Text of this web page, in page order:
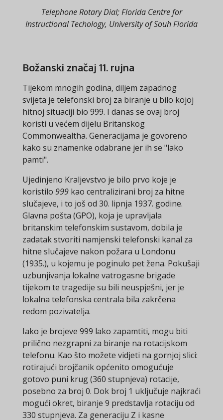
Telephone Rotary Dial; Florida Centre for
Instructional Techology, University of Souh Florida
Božanski značaj 11. rujna
Tijekom mnogih godina, diljem zapadnog
svijeta je telefonski broj za biranje u bilo kojoj
hitnoj situaciji bio 999. I danas se ovaj broj
koristi u većem dijelu Britanskog
Commonwealtha. Generacijama je govoreno
kako su znamenke odabrane jer ih se "lako
pamti".
Ujedinjeno Kraljevstvo je bilo prvo koje je
koristilo 999kao centralizirani broj za hitne
slučajeve, i to još od 30. lipnja 1937. godine.
Glavna pošta (GPO), koja je upravljala
britanskim telefonskim sustavom, dobila je
zadatak stvoriti namjenski telefonski kanal za
hitne slučajeve nakon požara u Londonu
(1935.), u kojemu je poginulo pet žena. Pokušaji
uzbunjivanja lokalne vatrogasne brigade
tijekom te tragedije su bili neuspješni, jer je
lokalna telefonska centrala bila zakrčena
redom pozivatelja.
Iako je brojeve 999 lako zapamtiti, mogu biti
prilično nezgrapni za biranje na rotacijskom
telefonu. Kao što možete vidjeti na gornjoj slici:
rotirajući brojčanik općenito omogućuje
gotovo puni krug (360 stupnjeva) rotacije,
posebno za broj 0. Dok broj 1 uključuje najkraći
mogući okret, biranje 9 predstavlja rotaciju od
330 stupnjeva. Za generaciju Z i kasne